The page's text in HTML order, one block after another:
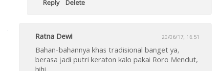
Reply Delete
Ratna Dewi 20/06/17, 16.51
Bahan-bahannya khas tradisional banget ya,
berasa jadi putri keraton kalo pakai Roro Mendut,
hihi.